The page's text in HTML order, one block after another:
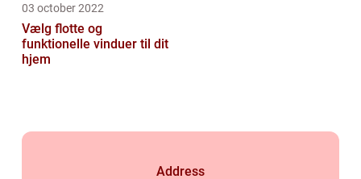
03 october 2022
Vælg flotte og
funktionelle vinduer til dit
hjem
Address